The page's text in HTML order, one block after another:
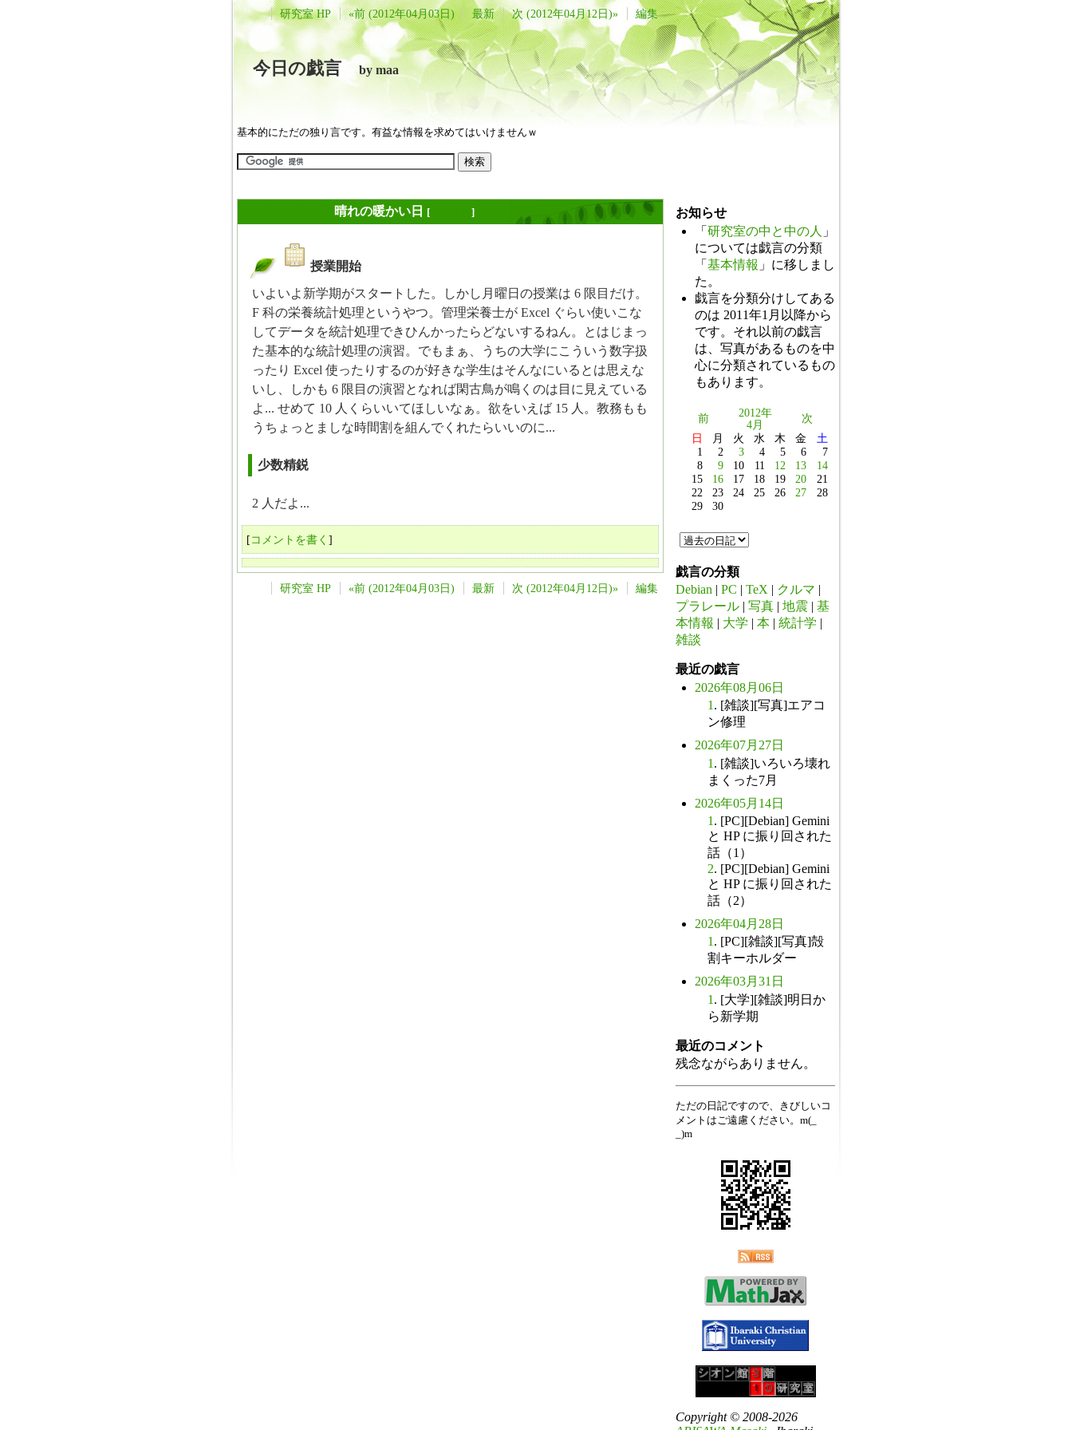
研究室 HP «前 (2012年04月03日) 最新 次 (2012年04月12日)» 編集
今日の戯言by maa
基本的にただの独り言です。有益な情報を求めてはいけませんｗ
晴れの暖かい日 [ ]
授業開始
いよいよ新学期がスタートした。しかし月曜日の授業は 6 限目だけ。
F 科の栄養統計処理というやつ。管理栄養士が Excel ぐらい使いこな
してデータを統計処理できひんかったらどないするねん。とはじまっ
た基本的な統計処理の演習。でもまぁ、うちの大学にこういう数字扱
ったり Excel 使ったりするのが好きな学生はそんなにいるとは思えな
いし、しかも 6 限目の演習となれば閑古鳥が鳴くのは目に見えている
よ... せめて 10 人くらいいてほしいなぁ。欲をいえば 15 人。教務もも
うちょっとましな時間割を組んでくれたらいいのに...
少数精鋭
2 人だよ...
[コメントを書く ]
研究室 HP «前 (2012年04月03日) 最新 次 (2012年04月12日)» 編集
お知らせ
「 研究室の中と中の人 」
については戯言の分類
「 基本情報 」に移しまし
た。
戯言を分類分けしてある
のは 2011年1月以降から
です。それ以前の戯言
は、写真があるものを中
心に分類されているもの
もあります。
前
2012年
4月
次
日
月 火 水 木 金
土
1
2 3 4 5 6
7
8
9 10 11 12 13
14
15
16 17 18 19 20
21
22
23 24 25 26 27
28
29
30
戯言の分類
Debian | PC | TeX | クルマ |
プラレール | 写真 | 地震 | 基
本情報 | 大学 | 本 | 統計学 |
雑談
最近の戯言
2026年08月06日
1 . [雑談][写真]エアコ
ン修理
2026年07月27日
1 . [雑談]いろいろ壊れ
まくった7月
2026年05月14日
1 . [PC][Debian] Gemini
と HP に振り回された
話（1）
2. [PC][Debian] Gemini
と HP に振り回された
話（2）
2026年04月28日
1 . [PC][雑談][写真]殻
割キーホルダー
2026年03月31日
1 . [大学][雑談]明日か
ら新学期
最近のコメント
残念ながらありません。
ただの日記ですので、きびしいコ
メントはご遠慮ください。m(_
_)m
Copyright © 2008-2026